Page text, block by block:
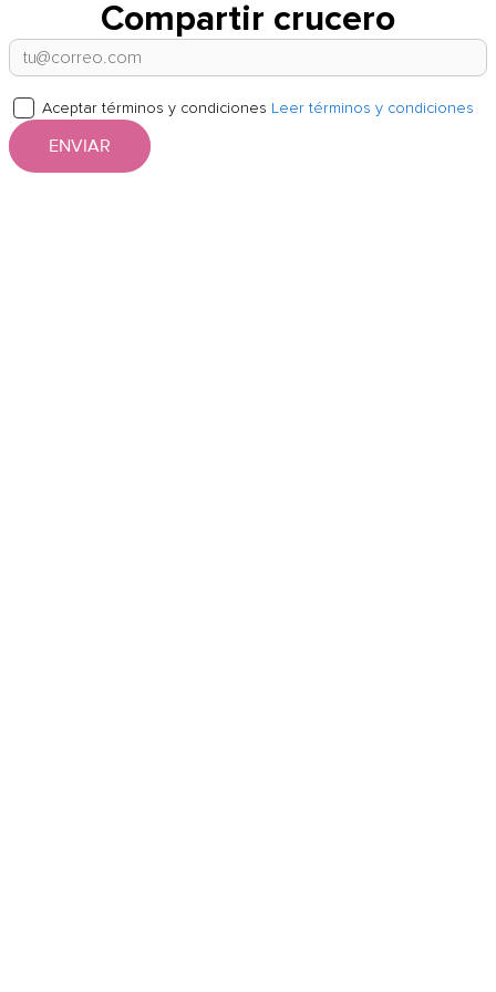
Compartir crucero
Aceptar términos y condiciones Leer términos y condiciones
ENVIAR